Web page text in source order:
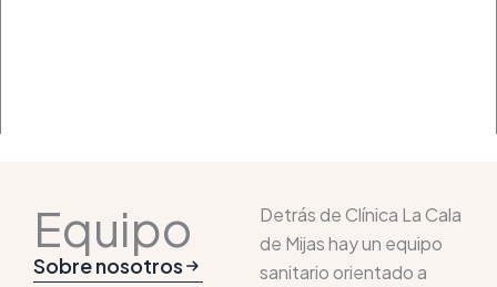
Equipo
Sobre nosotros
Detrás de Clínica La Cala
de Mijas hay un equipo
sanitario orientado a